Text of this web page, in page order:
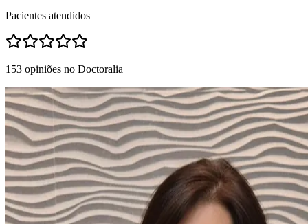
Pacientes atendidos
153 opiniões no Doctoralia